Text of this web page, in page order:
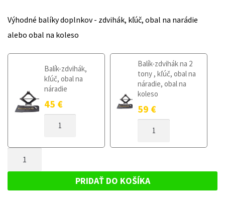
Výhodné balíky doplnkov - zdvihák, kľúč, obal na narádie
alebo obal na koleso
Balík-zdvihák,
kľúč, obal na
náradie
45 €
DOJAZDOVÉ
HYUNDAI
OD
125/80R15
Balík-zdvihák na 2
tony , kľúč, obal na
náradie, obal na
koleso
59 €
DOJAZDOVÉ
OD
2010
HYUNDAI
PRIDAŤ DO KOŠÍKA